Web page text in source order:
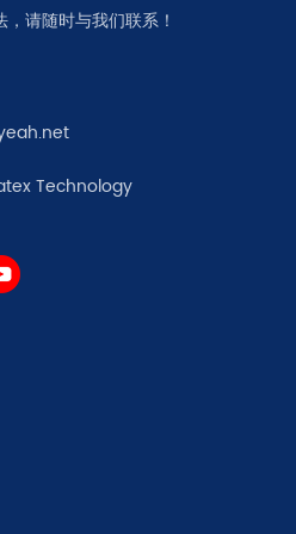
请随时与我们联系！
Technology